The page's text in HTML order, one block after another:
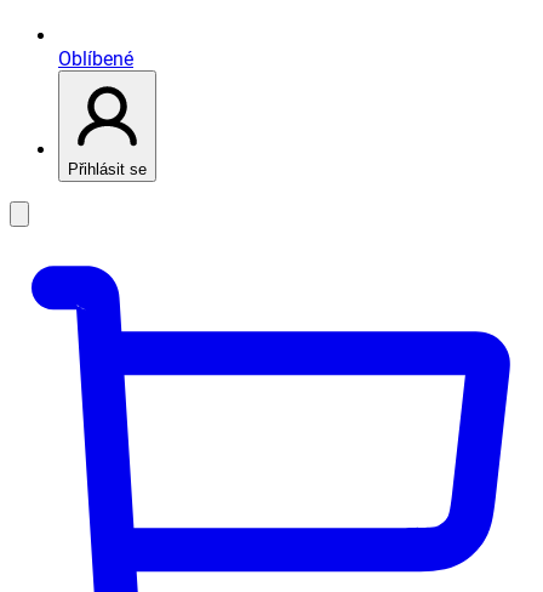
Oblíbené
Přihlásit se